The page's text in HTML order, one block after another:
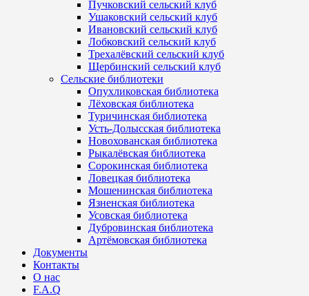
Пучковский сельский клуб
Ушаковский сельский клуб
Ивановский сельский клуб
Лобковский сельский клуб
Трехалёвский сельский клуб
Щербинский сельский клуб
Сельские библиотеки
Опухликовская библиотека
Лёховская библиотека
Туричинская библиотека
Усть-Долысская библиотека
Новохованская библиотека
Рыкалёвская библиотека
Сорокинская библиотека
Ловецкая библиотека
Мошенинская библиотека
Язненская библиотека
Усовская библиотека
Дубровинская библиотека
Артёмовская библиотека
Документы
Контакты
О нас
F.A.Q